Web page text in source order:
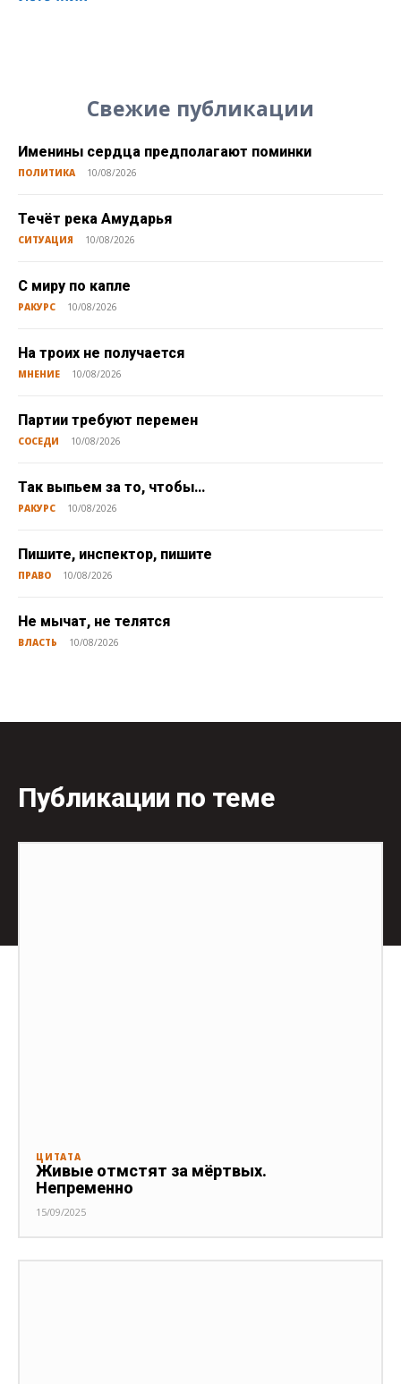
Свежие публикации
Именины сердца предполагают поминки
ПОЛИТИКА 10/08/2026
Течёт река Амударья
СИТУАЦИЯ 10/08/2026
С миру по капле
РАКУРС 10/08/2026
На троих не получается
МНЕНИЕ 10/08/2026
Партии требуют перемен
СОСЕДИ 10/08/2026
Так выпьем за то, чтобы…
РАКУРС 10/08/2026
Пишите, инспектор, пишите
ПРАВО 10/08/2026
Не мычат, не телятся
ВЛАСТЬ 10/08/2026
Публикации по теме
ЦИТАТА
Живые отмстят за мёртвых.
Непременно
15/09/2025